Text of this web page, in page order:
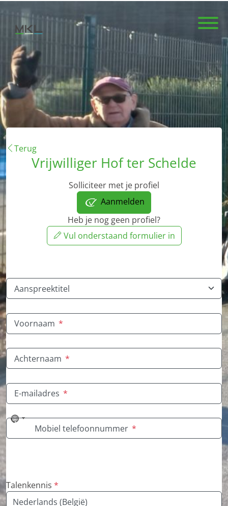
Terug
Vrijwilliger Hof ter Schelde
Solliciteer met je profiel
Aanmelden
Heb je nog geen profiel?
Vul onderstaand formulier in
Aanspreektitel
Voornaam *
Achternaam *
E-mailadres *
No
countryMobiel telefoonnummer *
Talenkennis *
Taal